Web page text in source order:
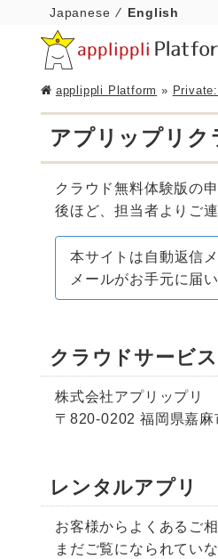
Japanese English
applippli Platform »
アプリップリク
クラウド無料体験版の
後ほど、担当者よりご
本サイトは自動返信
メールがお手元に届
クラウドサービ
株式会社アプリップリ
〒820-0202 福岡県嘉
レンタルアプリ
お客様からよくあるご
まだご覧になられてい